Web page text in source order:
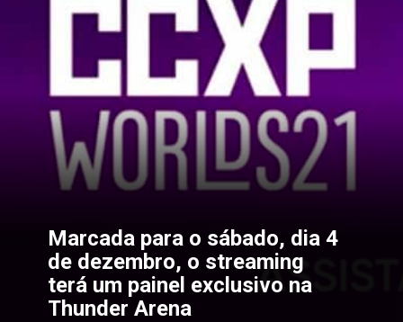
Marcada para o sábado, dia 4
de dezembro, o streaming
terá um painel exclusivo na
Thunder Arena